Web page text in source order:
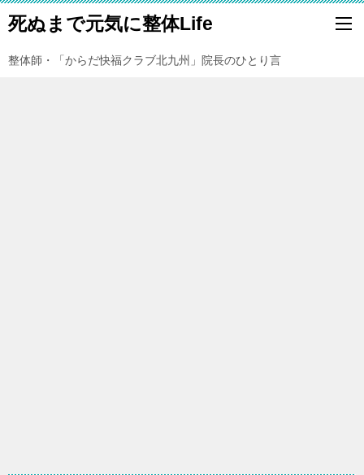
死ぬまで元気に整体Life
整体師・「からだ快福クラブ北九州」院長のひとり言